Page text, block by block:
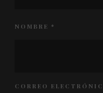
NOMBRE *
CORREO